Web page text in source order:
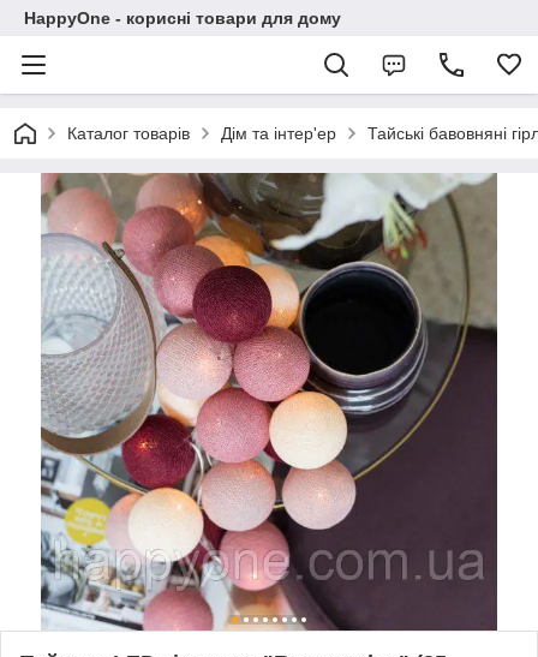
HappyOne - корисні товари для дому
Каталог товарів Дім та інтер'ер Тайські бавовняні